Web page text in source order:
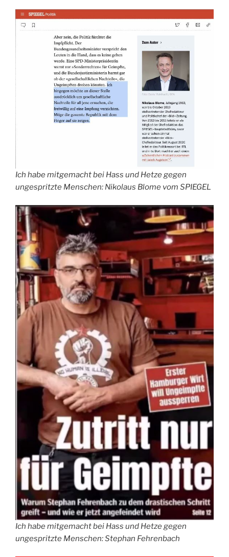
Ich habe mitgemacht bei Hass und Hetze gegen
ungespritzte Menschen: Nikolaus Blome vom SPIEGEL
Ich habe mitgemacht bei Hass und Hetze gegen
ungespritzte Menschen: Stephan Fehrenbach